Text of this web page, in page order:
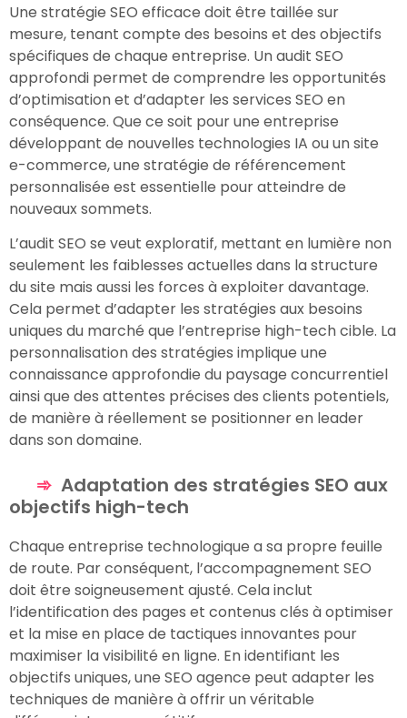
Une stratégie SEO efficace doit être taillée sur
mesure, tenant compte des besoins et des objectifs
spécifiques de chaque entreprise. Un audit SEO
approfondi permet de comprendre les opportunités
d’optimisation et d’adapter les services SEO en
conséquence. Que ce soit pour une entreprise
développant de nouvelles technologies IA ou un site
e-commerce, une stratégie de référencement
personnalisée est essentielle pour atteindre de
nouveaux sommets.
L’audit SEO se veut exploratif, mettant en lumière non
seulement les faiblesses actuelles dans la structure
du site mais aussi les forces à exploiter davantage.
Cela permet d’adapter les stratégies aux besoins
uniques du marché que l’entreprise high-tech cible. La
personnalisation des stratégies implique une
connaissance approfondie du paysage concurrentiel
ainsi que des attentes précises des clients potentiels,
de manière à réellement se positionner en leader
dans son domaine.
Adaptation des stratégies SEO aux
objectifs high-tech
Chaque entreprise technologique a sa propre feuille
de route. Par conséquent, l’accompagnement SEO
doit être soigneusement ajusté. Cela inclut
l’identification des pages et contenus clés à optimiser
et la mise en place de tactiques innovantes pour
maximiser la visibilité en ligne. En identifiant les
objectifs uniques, une SEO agence peut adapter les
techniques de manière à offrir un véritable